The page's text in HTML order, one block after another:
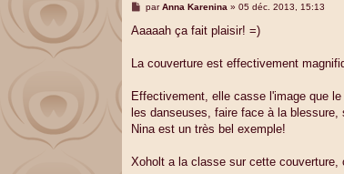
M
s
g
parAnna Karenina »05 déc. 2013, 15:13
Aaaaah ça fait plaisir! =)
La couverture est effectivement
Effectivement, elle casse l'image que
les danseuses, faire face à la
Nina est un très bel exemple!
Xoholt a la classe sur cette